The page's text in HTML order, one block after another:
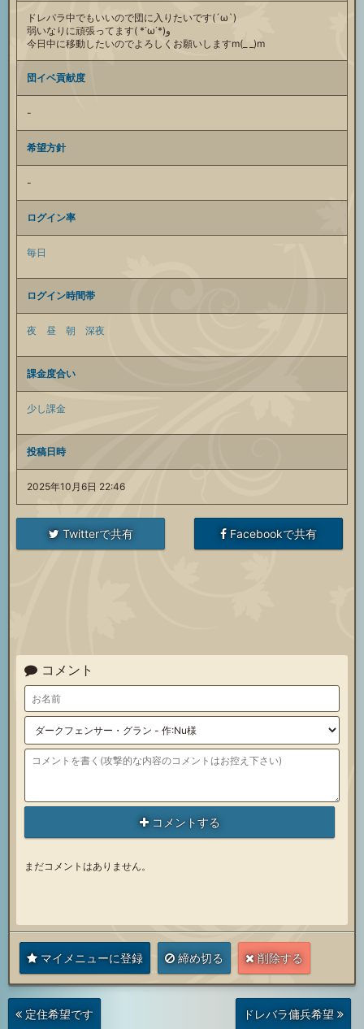
ドレパラ中でもいいので団に入りたいです(´ω`)
弱いなりに頑張ってます( *˙ω˙*)و
今日中に移動したいのでよろしくお願いしますm(_ _)m
団イベ貢献度
-
希望方針
-
ログイン率
毎日
ログイン時間帯
夜 昼 朝 深夜
課金度合い
少し課金
投稿日時
2025年10月6日 22:46
Twitterで共有 Facebookで共有
コメント
コメントする
まだコメントはありません。
マイメニューに登録 締め切る 削除する
次
の
定住希望です
前
の
ドレバラ傭兵希望